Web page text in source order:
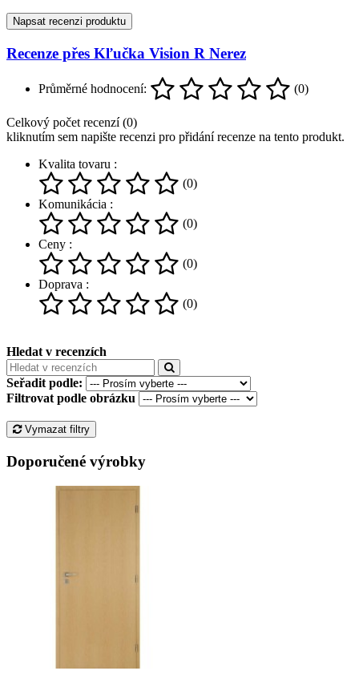
Napsat recenzi produktu
Recenze přes Kľučka Vision R Nerez
Průměrné hodnocení: (0)
Celkový počet recenzí (0)
kliknutím sem napište recenzi pro přidání recenze na tento produkt.
Kvalita tovaru :
(0)
Komunikácia :
(0)
Ceny :
(0)
Doprava :
(0)
Hledat v recenzích
Seřadit podle:
Filtrovat podle obrázku
Vymazat filtry
Doporučené výrobky